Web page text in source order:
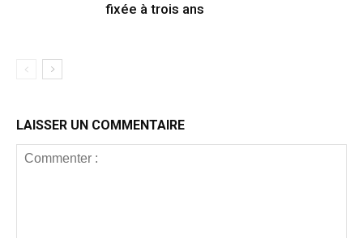
fixée à trois ans
LAISSER UN COMMENTAIRE